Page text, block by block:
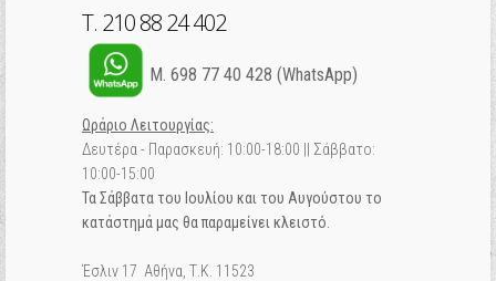
T. 210 88 24 402
M. 698 77 40 428 (WhatsApp)
Ωράριο Λειτουργίας:
Δευτέρα - Παρασκευή: 10:00-18:00 || Σάββατο:
10:00-15:00
Τα Σάββατα του Ιουλίου και του Αυγούστου το
κατάστημά μας θα παραμείνει κλειστό.
Έσλιν 17 Αθήνα, Τ.Κ. 11523